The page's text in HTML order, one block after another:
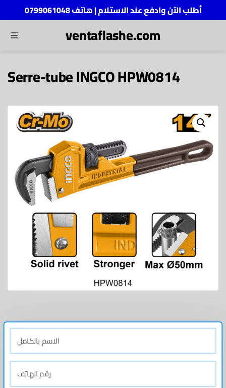
أطلب الآن وادفع عند الاستلام | هاتف 0799061048
MENU ventaflashe.com
Serre-tube INGCO HPW0814